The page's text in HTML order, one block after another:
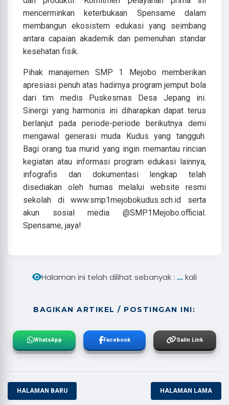
mencerminkan keterbukaan Spensame dalam
membangun ekosistem edukasi yang seimbang
antara capaian akademik dan pemenuhan standar
kesehatan fisik.
​Pihak manajemen SMP 1 Mejobo memberikan
apresiasi penuh atas hadirnya program jemput bola
dari tim medis Puskesmas Desa Jepang ini.
Sinergi yang harmonis ini diharapkan dapat terus
berlanjut pada periode-periode berikutnya demi
mengawal generasi muda Kudus yang tangguh.
Bagi orang tua murid yang ingin memantau rincian
kegiatan atau informasi program edukasi lainnya,
infografis dan dokumentasi lengkap telah
disediakan oleh humas melalui website resmi
sekolah di www.smp1mejobokudus.sch.id serta
akun sosial media @SMP1Mejobo.official.
Spensame, jaya!
Halaman ini telah dilihat sebanyak : ...kali
BAGIKAN ARTIKEL / POSTINGAN INI:
WhatsApp Facebook Salin Link
HALAMAN BARU HALAMAN LAMA